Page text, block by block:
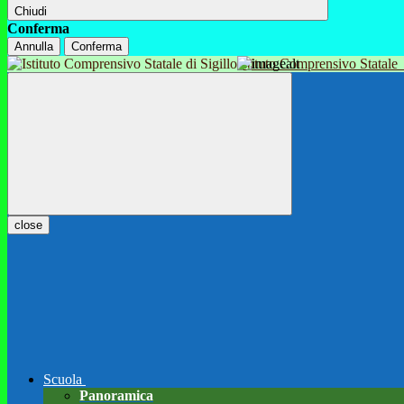
Chiudi
Conferma
Annulla Conferma
Istituto Comprensivo Statale
close
Scuola
Panoramica